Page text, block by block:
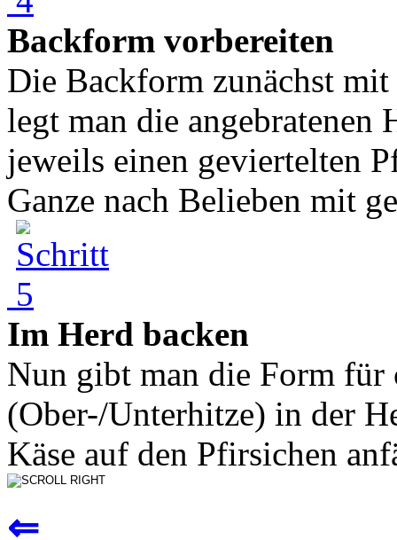
Backform vorbereiten
Die Backform zunächst
legt man die angebratenen
jeweils einen geviertelten
Ganze nach Belieben mit
Im Herd backen
Nun gibt man die Form für
(Ober-/Unterhitze) in der
Käse auf den Pfirsichen
⇐